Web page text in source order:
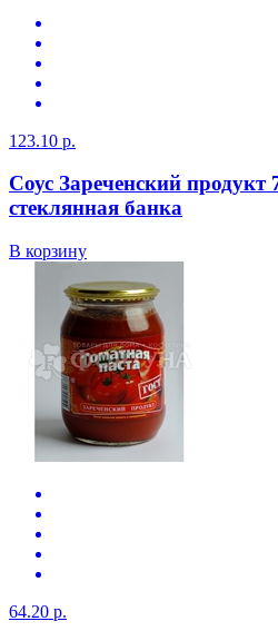
123.10 р.
Соус Зареченский продукт
стеклянная банка
В корзину
64.20 р.